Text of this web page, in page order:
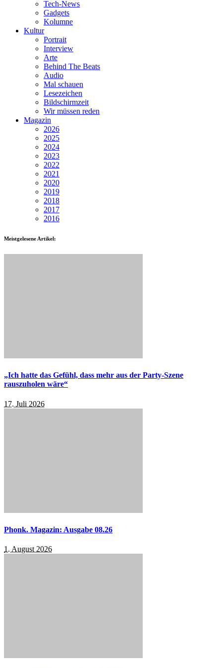
Tech-News
Gadgets
Kolumne
Kultur
Portrait
Interview
Arte
Behind The Beats
Audio
Mal schauen
Lesezeichen
Bildschirmzeit
Wir müssen reden
Magazin
2026
2025
2024
2023
2022
2021
2020
2019
2018
2017
2016
Meistgelesene Artikel:
„Ich hatte das Gefühl, dass mehr aus der Party-Szene
rauszuholen wäre“
17. Juli 2026
Phonk. Magazin: Ausgabe 08.26
1. August 2026